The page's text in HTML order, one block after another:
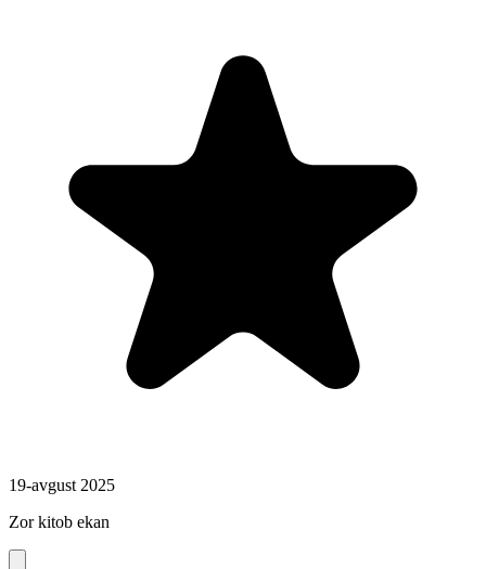
19-avgust 2025
Zor kitob ekan